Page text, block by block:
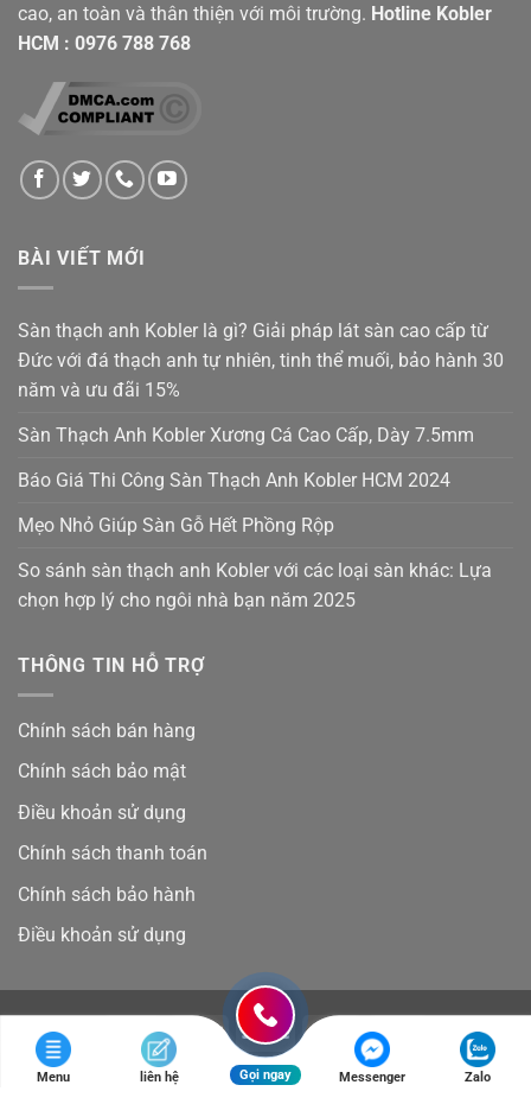
cao, an toàn và thân thiện với môi trường. Hotline Kobler
HCM : 0976 788 768
BÀI VIẾT MỚI
Sàn thạch anh Kobler là gì? Giải pháp lát sàn cao cấp từ
Đức với đá thạch anh tự nhiên, tinh thể muối, bảo hành 30
năm và ưu đãi 15%
Sàn Thạch Anh Kobler Xương Cá Cao Cấp, Dày 7.5mm
Báo Giá Thi Công Sàn Thạch Anh Kobler HCM 2024
Mẹo Nhỏ Giúp Sàn Gỗ Hết Phồng Rộp
So sánh sàn thạch anh Kobler với các loại sàn khác: Lựa
chọn hợp lý cho ngôi nhà bạn năm 2025
THÔNG TIN HỖ TRỢ
Chính sách bán hàng
Chính sách bảo mật
Điều khoản sử dụng
Chính sách thanh toán
Chính sách bảo hành
Điều khoản sử dụng
Visa PayPal Stripe MasterCard
Delivery
Copyright 2026 © SÀN THẠCH ANH KOBLER CHUẨN ĐỨC
Menu liên hệ Gọi ngay Messenger Zalo